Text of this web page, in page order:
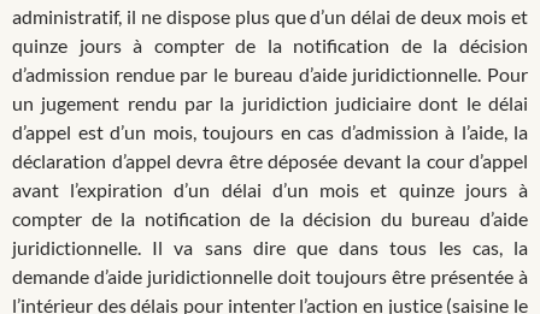
administratif, il ne dispose plus que d’un délai de deux mois et
quinze jours à compter de la notification de la décision
d’admission rendue par le bureau d’aide juridictionnelle. Pour
un jugement rendu par la juridiction judiciaire dont le délai
d’appel est d’un mois, toujours en cas d’admission à l’aide, la
déclaration d’appel devra être déposée devant la cour d’appel
avant l’expiration d’un délai d’un mois et quinze jours à
compter de la notification de la décision du bureau d’aide
juridictionnelle. Il va sans dire que dans tous les cas, la
demande d’aide juridictionnelle doit toujours être présentée à
l’intérieur des délais pour intenter l’action en justice (saisine le